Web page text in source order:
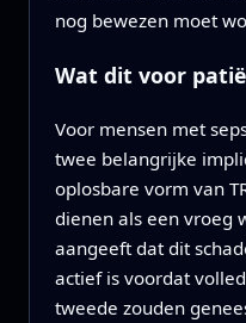
nog bewezen moet
Wat dit voor
Voor mensen met
twee belangrijke
oplosbare vorm van
dienen als een vroeg
aangeeft dat dit
actief is voordat
tweede zouden